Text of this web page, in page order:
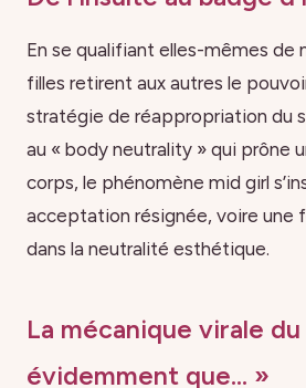
En se qualifiant elles-mêmes de
filles retirent aux autres le
stratégie de réappropriation du
au « body neutrality » qui prône
corps, le phénomène mid girl
acceptation résignée, voire une
dans la neutralité esthétique.
La mécanique virale
évidemment que… »